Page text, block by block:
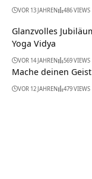
VOR 13 JAHREN 486 VIEWS
Glanzvolles
Yoga Vidya
VOR 14 JAHREN 569 VIEWS
Mache deinen
VOR 12 JAHREN 479 VIEWS